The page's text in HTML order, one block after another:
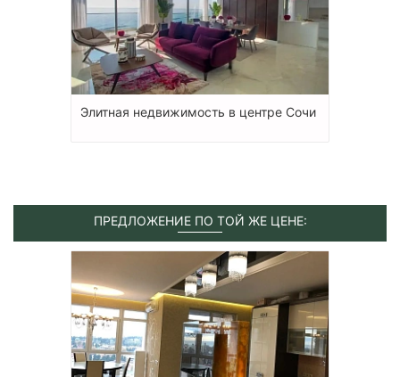
Элитная недвижимость в центре Сочи
ПРЕДЛОЖЕНИЕ ПО ТОЙ ЖЕ ЦЕНЕ: